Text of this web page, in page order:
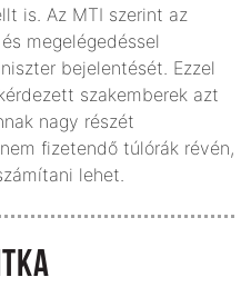
is. Az MTI szerint az
megelégedéssel
bejelentését. Ezzel
szak­emberek azt
nagy részét
fizetendő túlórák révén,
lehet.